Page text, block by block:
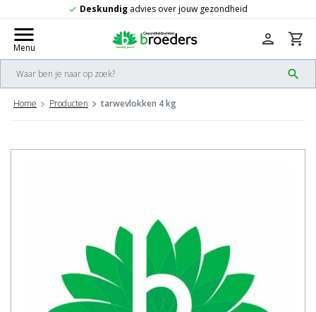
over jouw gezondheid check
menu
Menu
search
person shopping_cart
Home Producten tarwevlokken 4 kg